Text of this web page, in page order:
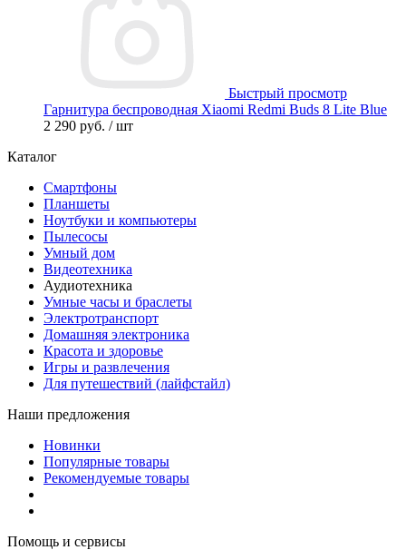
Быстрый просмотр
Гарнитура беспроводная Xiaomi Redmi Buds 8 Lite Blue
2 290 руб. / шт
Каталог
Смартфоны
Планшеты
Ноутбуки и компьютеры
Пылесосы
Умный дом
Видеотехника
Аудиотехника
Умные часы и браслеты
Электротранспорт
Домашняя электроника
Красота и здоровье
Игры и развлечения
Для путешествий (лайфстайл)
Наши предложения
Новинки
Популярные товары
Рекомендуемые товары
Помощь и сервисы